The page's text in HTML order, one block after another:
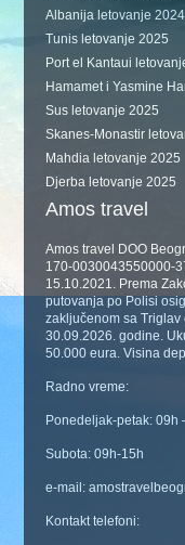
Albanija letovanje
Tunis letovanje 2025
Port el Kantaui
Hamamet i Yasmine
Sus letovanje 2025
Skanes-Monastir
Mahdia letovanje 2025
Djerba letovanje 2025
Amos travel
Amos travel DOO
170-0030043550000-
15.10.2021. Prema
putovanja po Polisi
zaključenom sa
30.09.2026. godine.
50.000 eura. Visina
Radno vreme:
Ponedeljak-petak: 09h
Subota: 09h-15h
e-mail:
Kontakt telefoni: